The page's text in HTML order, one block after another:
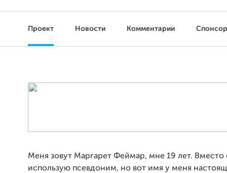
Проект Новости Комментарии
Меня зовут Маргарет Феймар, мне 19 лет.
использую псевдоним, но вот имя у меня